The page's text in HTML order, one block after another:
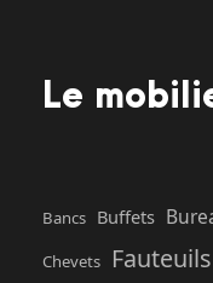
Le
Bancs Buffets
Chevets Fauteuils